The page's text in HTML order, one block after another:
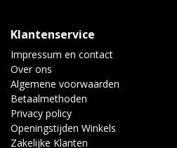
Klantenservice
Impressum en contact
Over ons
Algemene voorwaarden
Betaalmethoden
Privacy policy
Openingstijden Winkels
Zakelijke Klanten